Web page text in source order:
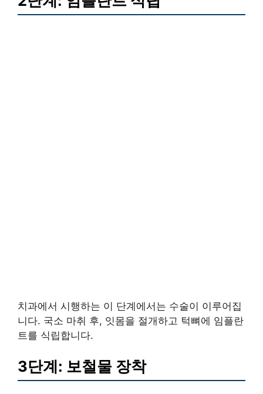
치과에서 시행하는 이 단계에서는 수술이 이루어집
니다. 국소 마취 후, 잇몸을 절개하고 턱뼈에 임플란
트를 식립합니다.
3단계: 보철물 장착